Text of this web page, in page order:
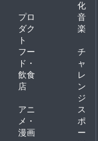
化
プロ
ダク
ト
音
楽
フー
ド・
飲食
店
チ
ャ
レ
ン
ジ
アニ
メ・
漫画
ス
ポ
ー